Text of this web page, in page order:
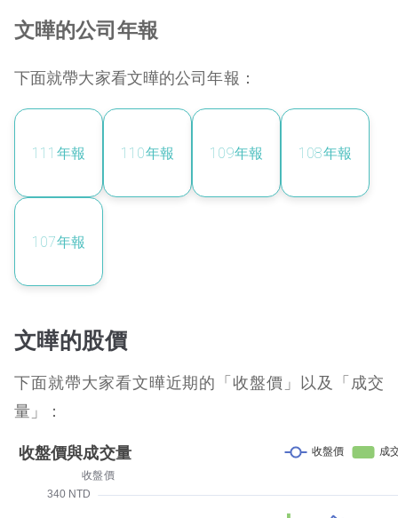
文曄的公司年報
下面就帶大家看文曄的公司年報：
111 年報 110年報 109年報 108年報
107年報
文曄的股價
下面就帶大家看文曄近期的「收盤價」以及「成交
量」：